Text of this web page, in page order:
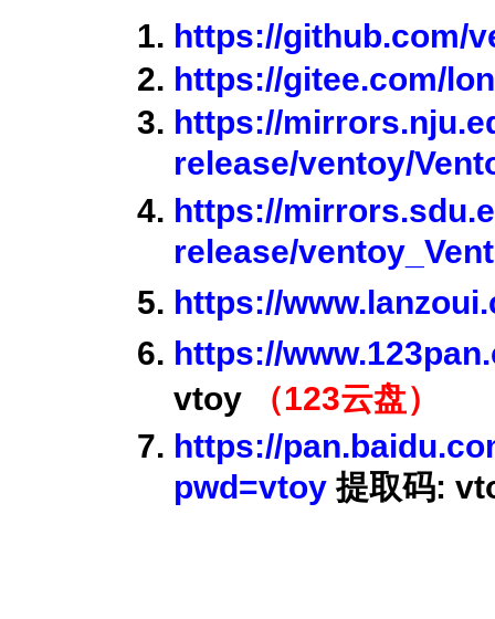
https://github.com/
https://gitee.com/
https://
release/ventoy/
https://
release/
https://
https://
vtoy
（123云盘）
https://
pwd=vtoy提取码: